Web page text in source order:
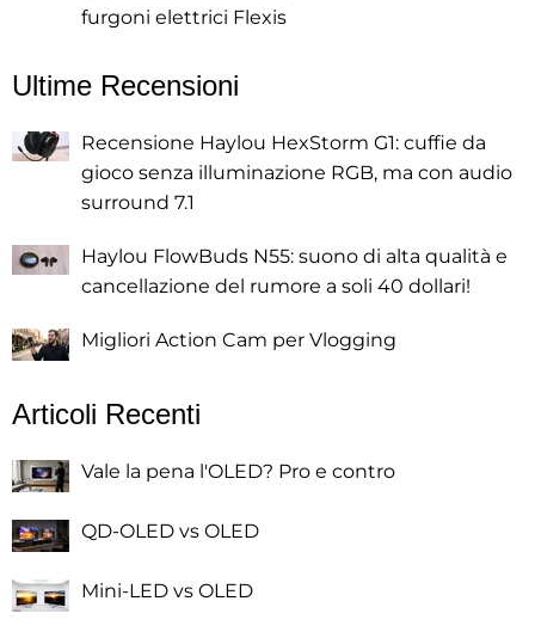
furgoni elettrici Flexis
Ultime Recensioni
Recensione Haylou HexStorm G1: cuffie da
gioco senza illuminazione RGB, ma con audio
surround 7.1
Haylou FlowBuds N55: suono di alta qualità e
cancellazione del rumore a soli 40 dollari!
Migliori Action Cam per Vlogging
Articoli Recenti
Vale la pena l'OLED? Pro e contro
QD-OLED vs OLED
Mini-LED vs OLED